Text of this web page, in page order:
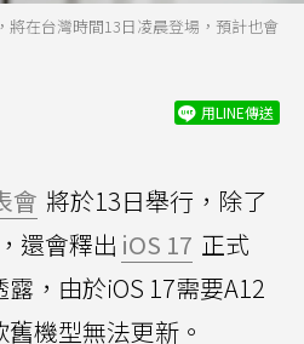
將在台灣時間13日凌晨登場，預計也會
用LINE傳送
會 將於13日舉行，除了
還會釋出 iOS 17 正式
，由於iOS 17需要A12
機型無法更新。